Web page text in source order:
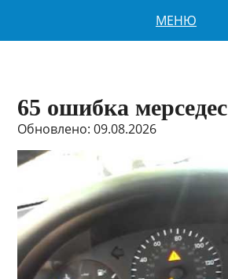
МЕНЮ
65 ошибка мерседес
Обновлено: 09.08.2026